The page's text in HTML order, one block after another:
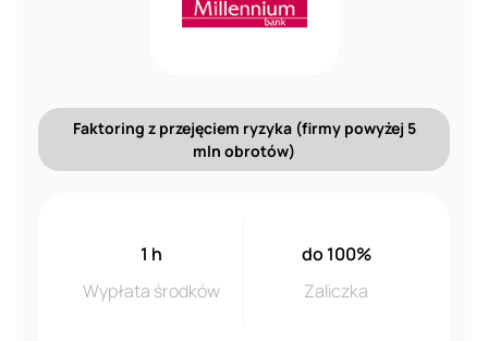
Faktoring z przejęciem ryzyka (firmy powyżej 5
mln obrotów)
1 h
Wypłata środków
do 100%
Zaliczka